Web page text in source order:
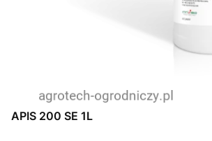
APIS 200 SE 1L